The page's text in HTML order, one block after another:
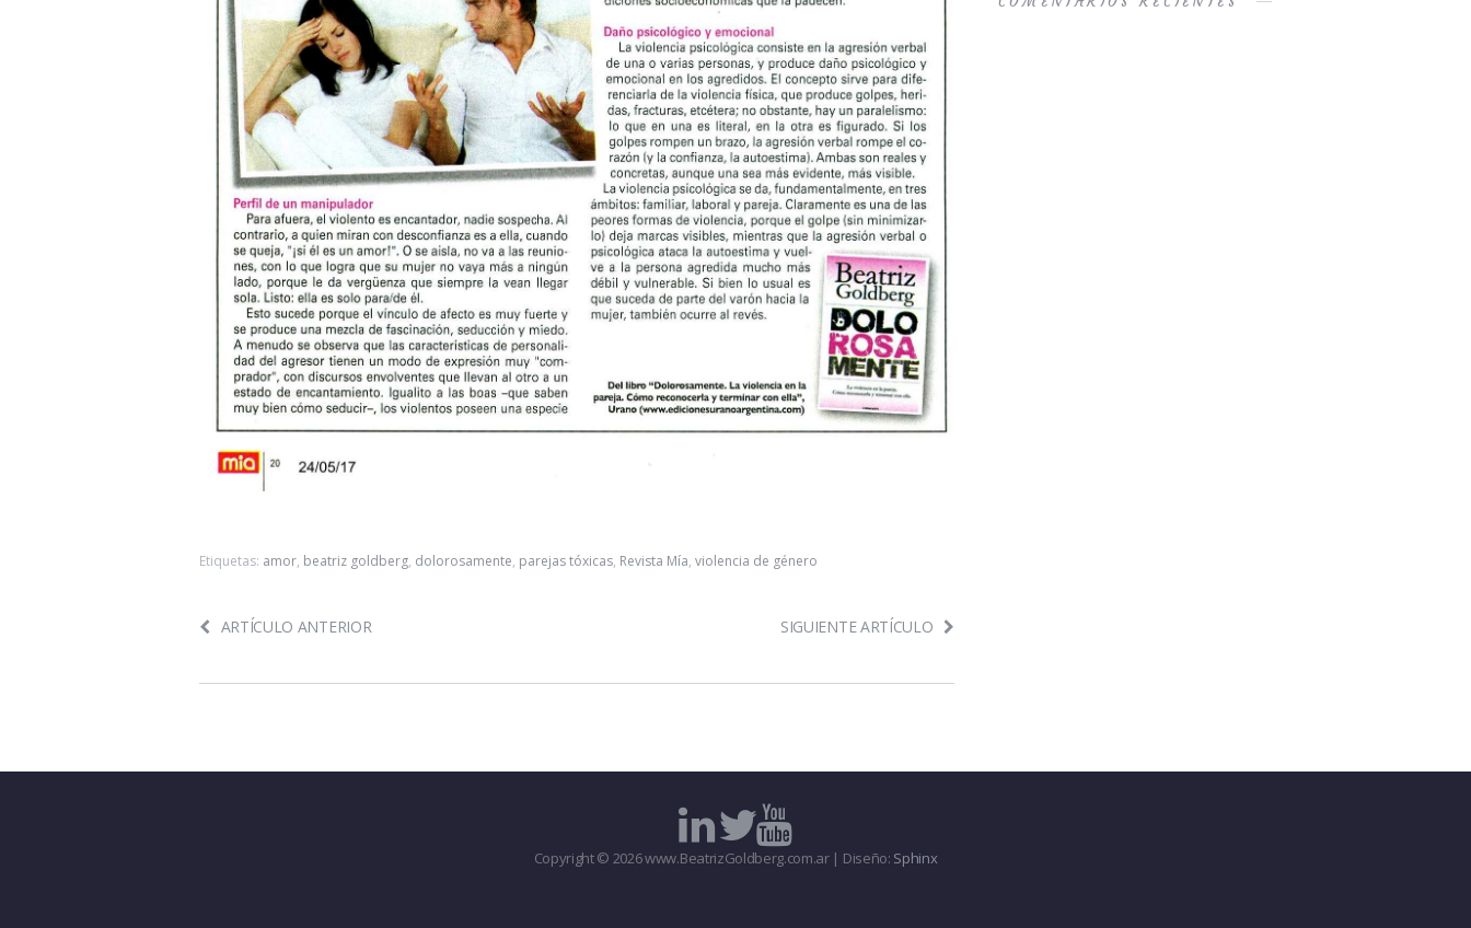
Etiquetas: amor, beatriz goldberg, dolorosamente, parejas tóxicas, Revista Mía, violencia de género
ARTÍCULO ANTERIOR SIGUIENTE ARTÍCULO
Copyright © 2026 www.BeatrizGoldberg.com.ar | Diseño: Sphinx